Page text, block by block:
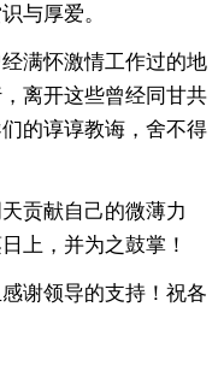
与厚爱。
满怀激情工作过的地
离开这些曾经同甘共
的谆谆教诲，舍不得
贡献自己的微薄力
上，并为之鼓掌！
谢领导的支持！祝各